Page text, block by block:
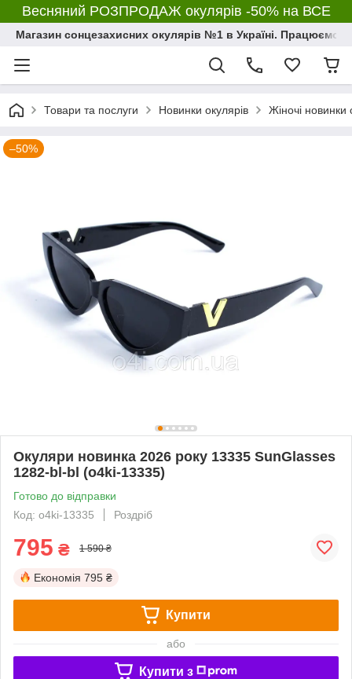
Весняний РОЗПРОДАЖ окулярів -50% на ВСЕ
Магазин сонцезахисних окулярів №1 в Україні. Працюємо з
Товари та послуги Новинки окулярів Жіночі новинки
–50%
Окуляри новинка 2026 року 13335 SunGlasses
1282-bl-bl (o4ki-13335)
Готово до відправки
Код: o4ki-13335
Роздріб
795 ₴ 1 590 ₴
Економія 795 ₴
Купити
або
Купити з